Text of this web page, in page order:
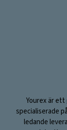
Yourex är
specialiserade
ledande